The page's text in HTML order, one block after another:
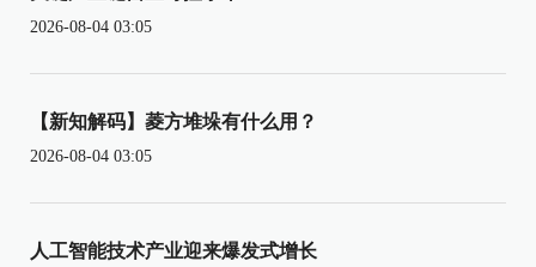
2026-08-04 03:05
【新知解码】菱方堆垛有什么用？
2026-08-04 03:05
人工智能技术产业迎来爆发式增长